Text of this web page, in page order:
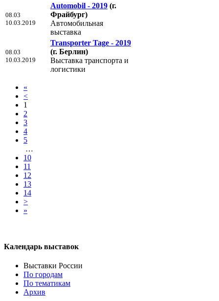
08.03
10.03.2019
Automobil - 2019 (г.
Фрайбург)
Автомобильная
выставка
08.03
10.03.2019
Transporter Tage - 2019
(г. Берлин)
Выставка транспорта и
логистики
«
<
1
2
3
4
5
…
10
11
12
13
14
>
»
Календарь выставок
Выставки России
По городам
По тематикам
Архив